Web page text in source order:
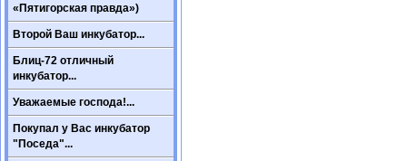
«Пятигорская правда»)
Второй Ваш инкубатор...
Блиц-72 отличный
инкубатор...
Уважаемые господа!...
Покупал у Вас инкубатор
"Поседа"...